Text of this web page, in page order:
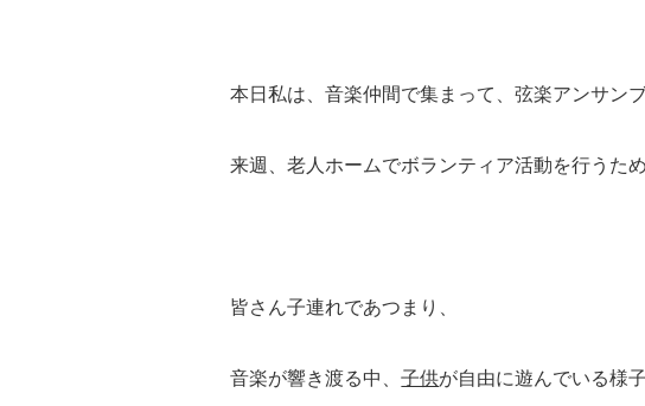
本日私は、音楽仲間で集まって、弦楽アンサン
来週、老人ホームでボランティア活動を行うため
皆さん子連れであつまり、
音楽が響き渡る中、子供が自由に遊んでいる様子